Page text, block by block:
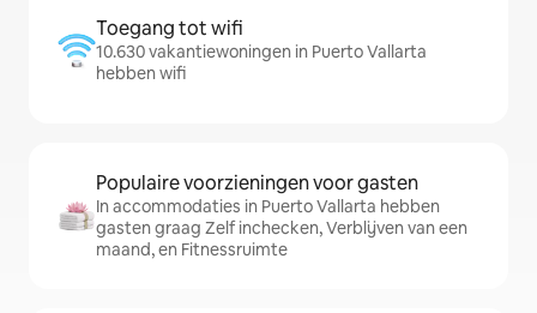
Toegang tot wifi
10.630 vakantiewoningen in Puerto Vallarta
hebben wifi
Populaire voorzieningen voor gasten
In accommodaties in Puerto Vallarta hebben
gasten graag Zelf inchecken, Verblijven van een
maand, en Fitnessruimte